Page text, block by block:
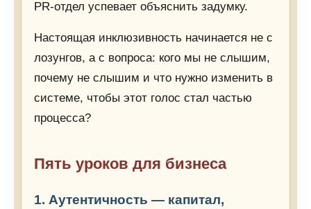
PR-отдел успевает объяснить задумку.
Настоящая инклюзивность начинается не с
лозунгов, а с вопроса: кого мы не слышим,
почему не слышим и что нужно изменить в
системе, чтобы этот голос стал частью
процесса?
Пять уроков для бизнеса
1. Аутентичность — капитал,